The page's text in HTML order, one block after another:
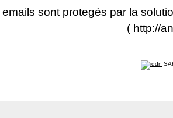
emails sont protegés par la
( http://